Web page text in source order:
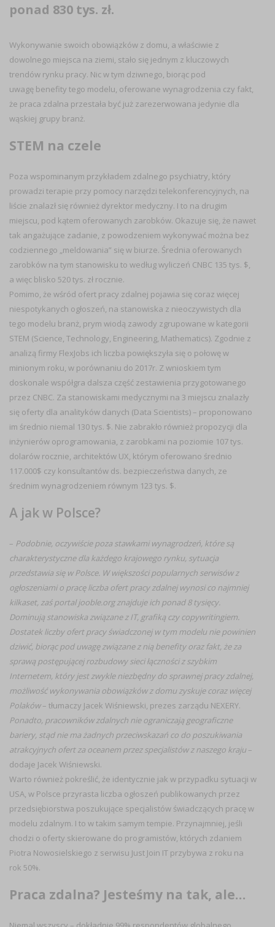
ponad 830 tys. zł.
Wykonywanie swoich obowiązków z domu, a właściwie z
dowolnego miejsca na ziemi, stało się jednym z kluczowych
trendów rynku pracy. Nic w tym dziwnego, biorąc pod
uwagę benefity tego modelu, oferowane wynagrodzenia czy fakt,
że praca zdalna przestała być już zarezerwowana jedynie dla
wąskiej grupy branż.
STEM na czele
Poza wspominanym przykładem zdalnego psychiatry, który
prowadzi terapie przy pomocy narzędzi telekonferencyjnych, na
liście znalazł się również dyrektor medyczny. I to na drugim
miejscu, pod kątem oferowanych zarobków. Okazuje się, że nawet
tak angażujące zadanie, z powodzeniem wykonywać można bez
codziennego „meldowania” się w biurze. Średnia oferowanych
zarobków na tym stanowisku to według wyliczeń CNBC 135 tys. $,
a więc blisko 520 tys. zł rocznie.
Pomimo, że wśród ofert pracy zdalnej pojawia się coraz więcej
niespotykanych ogłoszeń, na stanowiska z nieoczywistych dla
tego modelu branż, prym wiodą zawody zgrupowane w kategorii
STEM (Science, Technology, Engineering, Mathematics). Zgodnie z
analizą firmy FlexJobs ich liczba powiększyła się o połowę w
minionym roku, w porównaniu do 2017r. Z wnioskiem tym
doskonale współgra dalsza część zestawienia przygotowanego
przez CNBC. Za stanowiskami medycznymi na 3 miejscu znalazły
się oferty dla analityków danych (Data Scientists) – proponowano
im średnio niemal 130 tys. $. Nie zabrakło również propozycji dla
inżynierów oprogramowania, z zarobkami na poziomie 107 tys.
dolarów rocznie, architektów UX, którym oferowano średnio
117.000$ czy konsultantów ds. bezpieczeństwa danych, ze
średnim wynagrodzeniem równym 123 tys. $.
A jak w Polsce?
– Podobnie, oczywiście poza stawkami wynagrodzeń, które są
charakterystyczne dla każdego krajowego rynku, sytuacja
przedstawia się w Polsce. W większości popularnych serwisów z
ogłoszeniami o pracę liczba ofert pracy zdalnej wynosi co najmniej
kilkaset, zaś portal jooble.org znajduje ich ponad 8 tysięcy.
Dominują stanowiska związane z IT, grafiką czy copywritingiem.
Dostatek liczby ofert pracy świadczonej w tym modelu nie powinien
dziwić, biorąc pod uwagę związane z nią benefity oraz fakt, że za
sprawą postępującej rozbudowy sieci łączności z szybkim
Internetem, który jest zwykle niezbędny do sprawnej pracy zdalnej,
możliwość wykonywania obowiązków z domu zyskuje coraz więcej
Polaków– tłumaczy Jacek Wiśniewski, prezes zarządu NEXERY.
Ponadto, pracowników zdalnych nie ograniczają geograficzne
bariery, stąd nie ma żadnych przeciwskazań co do poszukiwania
atrakcyjnych ofert za oceanem przez specjalistów z naszego kraju –
dodaje Jacek Wiśniewski.
Warto również pokreślić, że identycznie jak w przypadku sytuacji w
USA, w Polsce przyrasta liczba ogłoszeń publikowanych przez
przedsiębiorstwa poszukujące specjalistów świadczących pracę w
modelu zdalnym. I to w takim samym tempie. Przynajmniej, jeśli
chodzi o oferty skierowane do programistów, których zdaniem
Piotra Nowosielskiego z serwisu Just Join IT przybywa z roku na
rok 50%.
Praca zdalna? Jesteśmy na tak, ale…